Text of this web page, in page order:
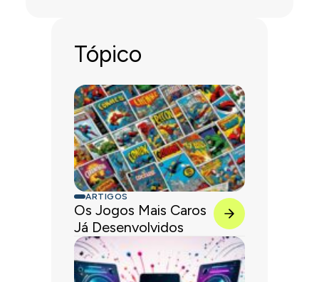
Tópico
ARTIGOS
Os Jogos Mais Caros
Já Desenvolvidos